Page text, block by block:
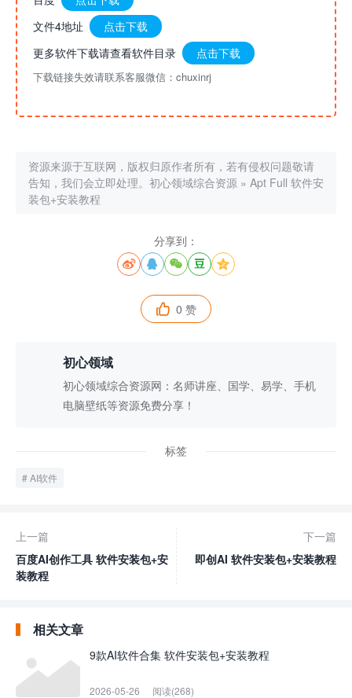
文件4地址
点击下载
更多软件下载请查看软件目录
点击下载
下载链接失效请联系客服微信：chuxinrj
资源来源于互联网，版权归原作者所有，若有侵权问题敬请
告知，我们会立即处理。 初心领域综合资源 » Apt Full 软件安
装包+安装教程
分享到：
    
 0 赞
初心领域
初心领域综合资源网：名师讲座、国学、易学、手机
电脑壁纸等资源免费分享！
标签
AI软件
上一篇
百度AI创作工具 软件安装包+安
装教程
下一篇
即创AI 软件安装包+安装教程
相关文章
9款AI软件合集 软件安装包+安装教程
2026-05-26 阅读(268)